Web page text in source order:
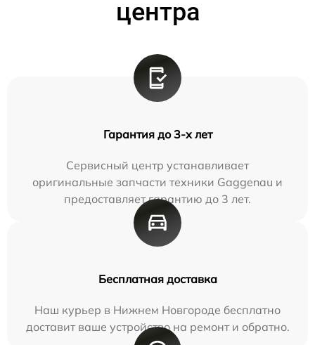
центра
Гарантия до 3-х лет
Сервисный центр устанавливает
оригинальные запчасти техники Gaggenau и
предоставляет гарантию до 3 лет.
Бесплатная доставка
Наш курьер в Нижнем Новгороде бесплатно
доставит ваше устройство на ремонт и обратно.